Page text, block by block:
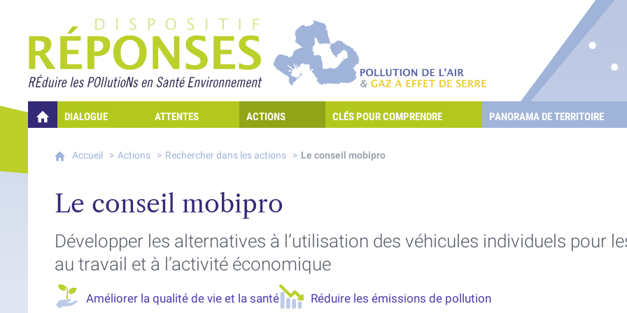
Projet Réponses - Réduire les POllutioNs en Santé Environnement
Pollution de l'air & gaz à effet de serre
QUELLES RÉPONSES À MES PRÉOCCUPATIONS SUR LA POLLUTION DE L'AIR ET LES GAZ À EFFET DE SERRE ?
DIALOGUE ATTENTES ACTIONS CLÉS POUR COMPRENDRE PANORAMA DE TERRITOIRE
Accueil Actions Rechercher dans les actions Le conseil mobipro
Le conseil mobipro
Développer les alternatives à l’utilisation des véhicules individuels pour
au travail et à l’activité économique
Améliorer la qualité de vie et la santé Réduire les émissions de pollution